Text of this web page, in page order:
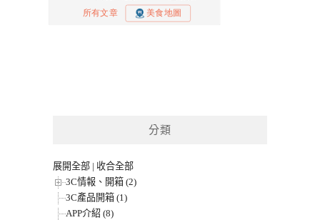
分類
展開全部 | 收合全部
3C情報、開箱 (2)
3C產品開箱 (1)
APP介紹 (8)